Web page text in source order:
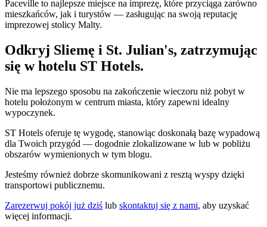
Paceville to najlepsze miejsce na imprezę, które przyciąga zarówno
mieszkańców, jak i turystów — zasługując na swoją reputację
imprezowej stolicy Malty.
Odkryj Sliemę i St. Julian's, zatrzymując
się w hotelu ST Hotels.
Nie ma lepszego sposobu na zakończenie wieczoru niż pobyt w
hotelu położonym w centrum miasta, który zapewni idealny
wypoczynek.
ST Hotels oferuje tę wygodę, stanowiąc doskonałą bazę wypadową
dla Twoich przygód — dogodnie zlokalizowane w lub w pobliżu
obszarów wymienionych w tym blogu.
Jesteśmy również dobrze skomunikowani z resztą wyspy dzięki
transportowi publicznemu.
Zarezerwuj pokój już dziś lub skontaktuj się z nami, aby uzyskać
więcej informacji.